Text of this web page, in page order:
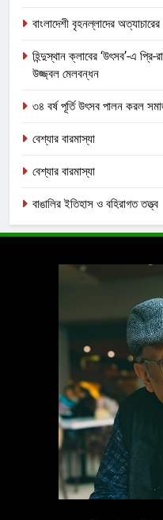
বাংলাদেশী বৃহনল্লাদের
হিন্দুস্থান ক্লাবের ‘উৎসব’-এ
উজ্জ্বল মেলবন্ধন
৩৪ বর্ষ পূর্তি উৎসব পালন করল
বেশ্যার বারমাস্যা
বেশ্যার বারমাস্যা
বাঙালির ইতিহাস ও বহিরাগত তত্ত্ব